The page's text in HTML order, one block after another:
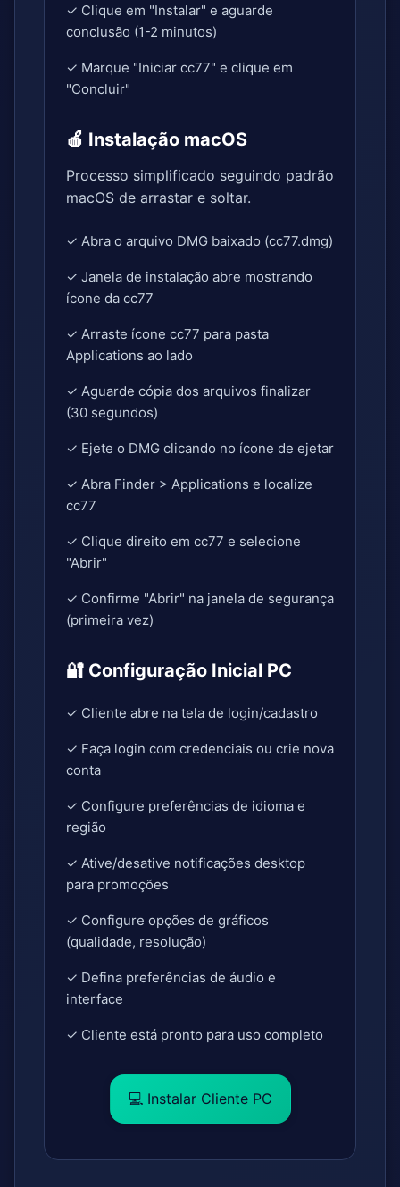
✓ Clique em "Instalar" e aguarde
conclusão (1-2 minutos)
✓ Marque "Iniciar cc77" e clique em
"Concluir"
🍎 Instalação macOS
Processo simplificado seguindo padrão
macOS de arrastar e soltar.
✓ Abra o arquivo DMG baixado (cc77.dmg)
✓ Janela de instalação abre mostrando
ícone da cc77
✓ Arraste ícone cc77 para pasta
Applications ao lado
✓ Aguarde cópia dos arquivos finalizar
(30 segundos)
✓ Ejete o DMG clicando no ícone de ejetar
✓ Abra Finder > Applications e localize
cc77
✓ Clique direito em cc77 e selecione
"Abrir"
✓ Confirme "Abrir" na janela de segurança
(primeira vez)
🔐 Configuração Inicial PC
✓ Cliente abre na tela de login/cadastro
✓ Faça login com credenciais ou crie nova
conta
✓ Configure preferências de idioma e
região
✓ Ative/desative notificações desktop
para promoções
✓ Configure opções de gráficos
(qualidade, resolução)
✓ Defina preferências de áudio e
interface
✓ Cliente está pronto para uso completo
💻 Instalar Cliente PC